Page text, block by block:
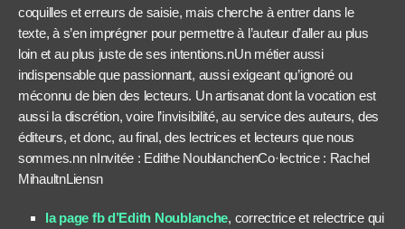
coquilles et erreurs de saisie, mais cherche à entrer dans le
texte, à s’en imprégner pour permettre à l’auteur d’aller au plus
loin et au plus juste de ses intentions.nUn métier aussi
indispensable que passionnant, aussi exigeant qu’ignoré ou
méconnu de bien des lecteurs. Un artisanat dont la vocation est
aussi la discrétion, voire l’invisibilité, au service des auteurs, des
éditeurs, et donc, au final, des lectrices et lecteurs que nous
sommes.nn nInvitée : Edithe NoublanchenCo·lectrice : Rachel
MihaultnLiensn
la page fb d’Edith Noublanche, correctrice et relectrice qui